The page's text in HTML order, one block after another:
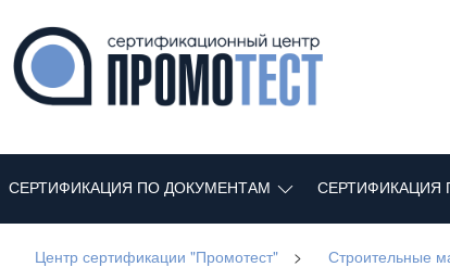
СЕРТИФИКАЦИЯ ПО ДОКУМЕНТАМ СЕРТИФИКАЦИЯ
Центр сертификации "Промотест" > Строительные